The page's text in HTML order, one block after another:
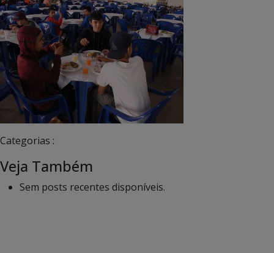
Categorias :
Veja Também
Sem posts recentes disponíveis.